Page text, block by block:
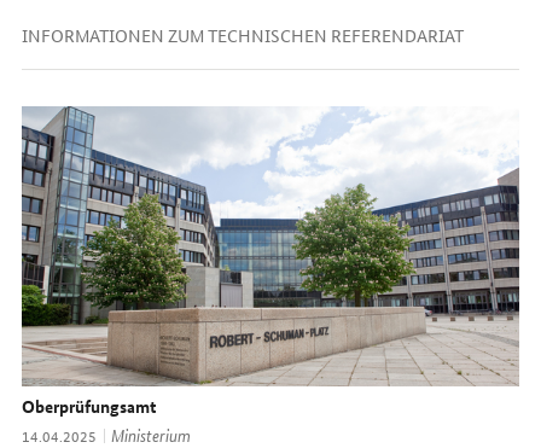
INFORMATIONEN ZUM TECHNISCHEN REFERENDARIAT
Oberprüfungsamt
Datum:
14.04.2025 Thema:
Ministerium